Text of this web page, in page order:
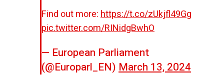
Find out more:https://t.co/zUkjfl49Gg
pic.twitter.com/RINidgBwhO
— European Parliament
(@Europarl_EN) March 13, 2024